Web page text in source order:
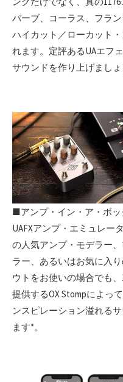
バーブ、コーラス、フラ
ハイカット／ローカット
れます。定評あるUAエフ
サウンドを作り上げましょ
■アンプ・イン・ア・ボ
UAFXアンプ・エミュレー
の人気アンプ・モデラー
ラー、あるいはお気に入
ウトをお使いの場合でも
提供するOX Stompによっ
ンスピレーション溢れる
ます*。